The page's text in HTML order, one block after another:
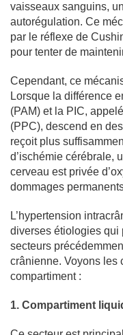
vaisseaux sanguins,
autorégulation. Ce
par le réflexe de
pour tenter de
Cependant, ce
Lorsque la différence
(PAM) et la PIC,
(PPC), descend en
reçoit plus
d’ischémie cérébrale,
cerveau est privée
dommages
L’hypertension
diverses étiologies qui
secteurs
crânienne. Voyons les
compartiment :
1. Compartiment